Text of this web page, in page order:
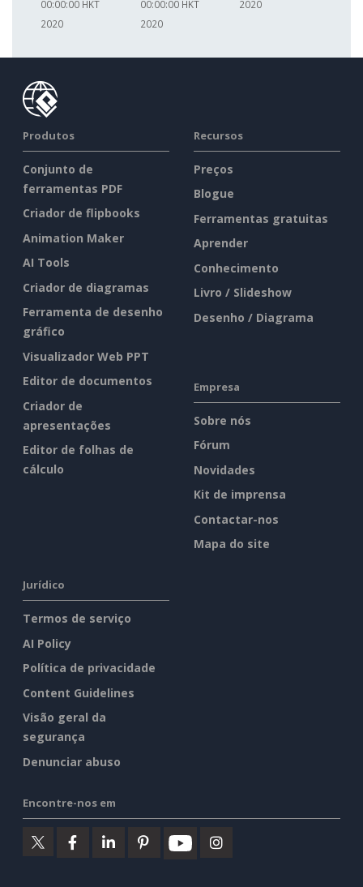
00:00:00 HKT
2020
00:00:00 HKT
2020
2020
Produtos
Conjunto de
ferramentas PDF
Criador de flipbooks
Animation Maker
AI Tools
Criador de diagramas
Ferramenta de desenho
gráfico
Visualizador Web PPT
Editor de documentos
Criador de
apresentações
Editor de folhas de
cálculo
Recursos
Preços
Blogue
Ferramentas gratuitas
Aprender
Conhecimento
Livro / Slideshow
Desenho / Diagrama
Empresa
Sobre nós
Fórum
Novidades
Kit de imprensa
Contactar-nos
Mapa do site
Jurídico
Termos de serviço
AI Policy
Política de privacidade
Content Guidelines
Visão geral da
segurança
Denunciar abuso
Encontre-nos em